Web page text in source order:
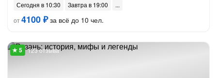
Сегодня в 10:30
Завтра в 19:00
от4100 ₽за всё до 10 чел.
123 отзыва